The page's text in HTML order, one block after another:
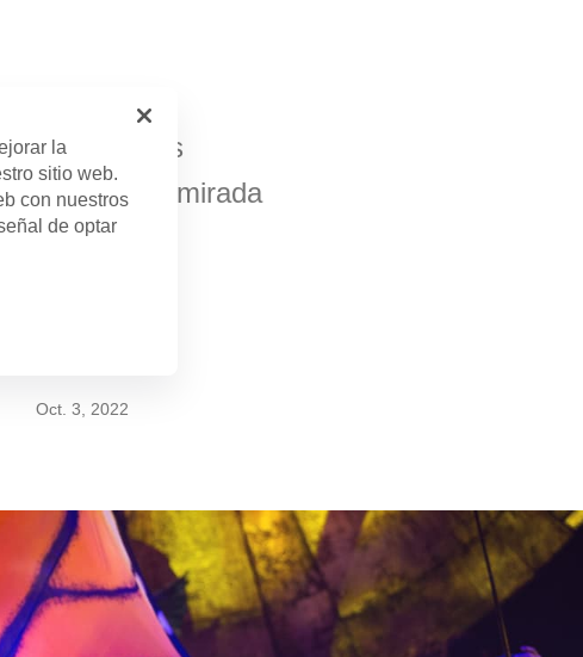
una mirada
del telón.
Oct. 3, 2022
la
sitio web.
con nuestros
de optar